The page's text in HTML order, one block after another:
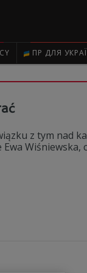
ПР ДЛЯ
z tym nad
Ewa